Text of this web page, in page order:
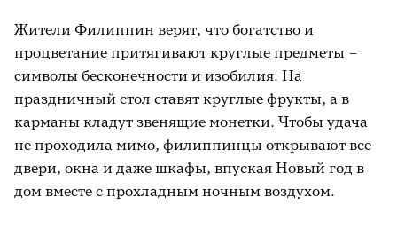
Жители Филиппин верят, что богатство и
процветание притягивают круглые предметы –
символы бесконечности и изобилия. На
праздничный стол ставят круглые фрукты, а в
карманы кладут звенящие монетки. Чтобы удача
не проходила мимо, филиппинцы открывают все
двери, окна и даже шкафы, впуская Новый год в
дом вместе с прохладным ночным воздухом.